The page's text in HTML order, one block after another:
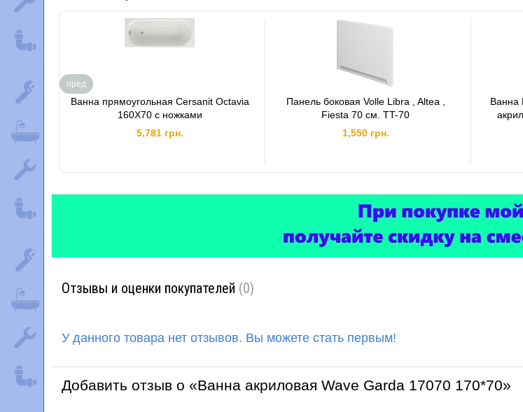
Комплектация:Ванна, рама-каркас для ванны,
Ванна прямоугольная Cersanit Octavia
160X70 с ножками
5,781 грн.
Панель боковая Volle Libra , Altea ,
Fiesta 70 см. TT-70
1,550 грн.
Ванна
пред
Отзывы и оценки покупателей (0)
У данного товара нет отзывов. Вы можете стать первым!
Добавить отзыв о «Ванна акриловая Wave Garda 17070 170*70»